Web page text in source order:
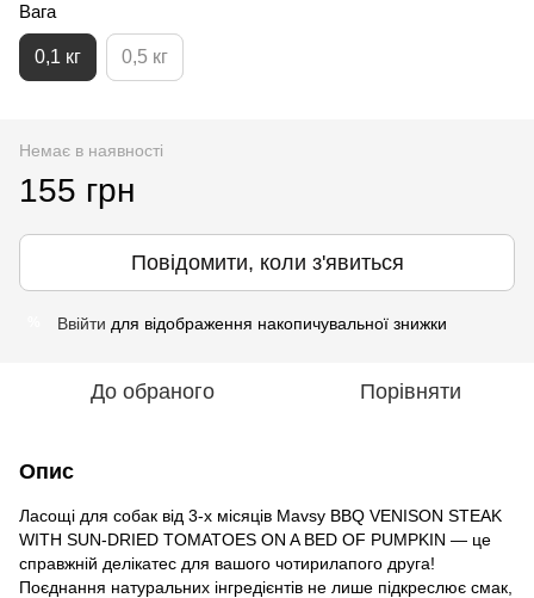
Вага
0,1 кг 0,5 кг
Немає в наявності
155 грн
Повідомити, коли з'явиться
Ввійти для відображення накопичувальної знижки
До обраного Порівняти
Опис
Ласощі для собак від 3-х місяців Mavsy BBQ VENISON STEAK
WITH SUN-DRIED TOMATOES ON A BED OF PUMPKIN — це
справжній делікатес для вашого чотирилапого друга!
Поєднання натуральних інгредієнтів не лише підкреслює смак,